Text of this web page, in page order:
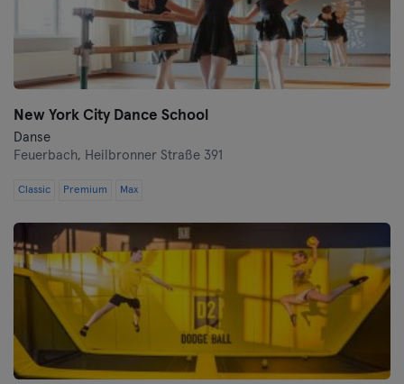
New York City Dance School
Danse
Feuerbach, Heilbronner Straße 391
Classic Premium Max
Weiden
Wiesbaden
Wolfsburg
Wuppertal
Wurtzbourg
Zwickau